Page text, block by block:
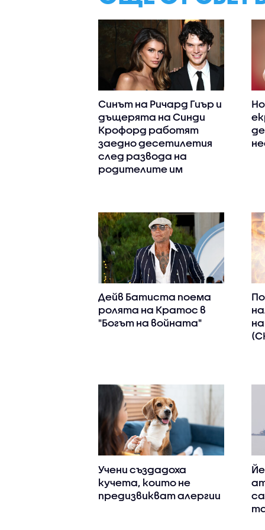
Синът на Ричард Гиър и
дъщерята на Синди
Крофорд работят
заедно десетилетия
след развода на
родителите им
Дейв Батиста поема
ролята на Кратос в
"Богът на войната"
Учени създадоха
кучета, които не
предизвикват алергии